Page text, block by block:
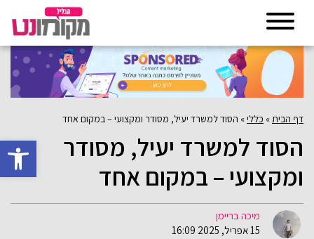
פתח
דף הבית » כללי» הסוד למשרד יעיל, מסודר ומקצועי – במקום אחד
הסוד למשרד יעיל, מסודר
ומקצועי – במקום אחד
מיכה בריימן
15 אפריל, 2025 16:09